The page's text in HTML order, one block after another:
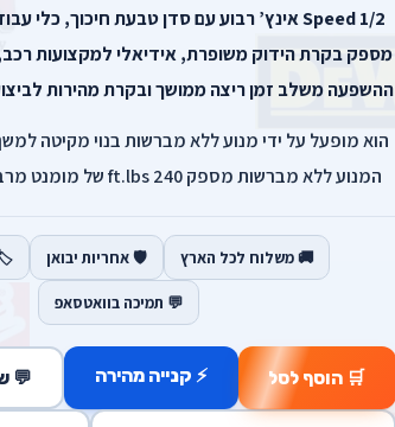
מספק בקרת הידוק משופרת, אידיאלי למקצועות
ההשפעה משלב זמן ריצה ממושך ובקרת מהירות
הוא מופעל על ידי מנוע ללא מברשות בנוי מקיטה
המנוע ללא מברשות מספק 240 ft.lbs של מומנט מרבי ומומנט של 430 ft.
🚚 משלוח לכל הארץ 🛡️ אחריות יבואן 🏷️
💬 תמיכה בוואטסאפ
🛒 הוסף לסל ⚡ קנייה מהירה 💬